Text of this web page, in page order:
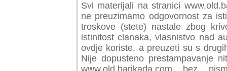
Svi materijali na stranici
preuzimamo odgovornost za
troskove (stete) nastale zbog
istinitost clanaka, vlasnistvo nad
ovdje koriste, a preuzeti su s
Nije dopusteno prestampavanje
www.old.barikada.com bez